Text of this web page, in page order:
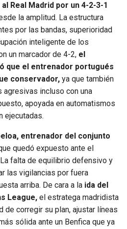
Real Madrid por un 4-2-3-1
la amplitud. La estructura
por las bandas, superioridad
inteligente de los
un marcador de 4-2, el
que el entrenador portugués
conservador, ya que también
incluso con una
apoyada en automatismos
ejecutadas.
entrenador del conjunto
quedó expuesto ante el
falta de equilibrio defensivo y
las vigilancias por fuera
arriba. De cara a la ida del
League, el estratega madridista
de corregir su plan, ajustar líneas
sólida ante un Benfica que ya